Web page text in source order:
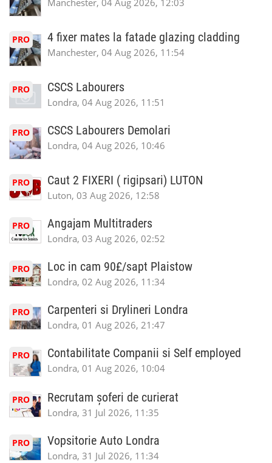
Manchester, 04 Aug 2026, 12:03
PRO 4 fixer mates la fatade glazing cladding
Manchester, 04 Aug 2026, 11:54
PRO CSCS Labourers
Londra, 04 Aug 2026, 11:51
PRO CSCS Labourers Demolari
Londra, 04 Aug 2026, 10:46
PRO Caut 2 FIXERI ( rigipsari) LUTON
Luton, 03 Aug 2026, 12:58
PRO Angajam Multitraders
Londra, 03 Aug 2026, 02:52
PRO Loc in cam 90£/sapt Plaistow
Londra, 02 Aug 2026, 11:34
PRO Carpenteri si Drylineri Londra
Londra, 01 Aug 2026, 21:47
PRO Contabilitate Companii si Self employed
Londra, 01 Aug 2026, 10:04
PRO Recrutam șoferi de curierat
Londra, 31 Jul 2026, 11:35
PRO Vopsitorie Auto Londra
Londra, 31 Jul 2026, 11:34